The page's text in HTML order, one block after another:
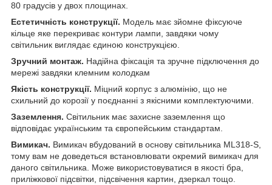
80 градусів у двох площинах.
Естетичність конструкції. Модель має зйомне фіксуюче
кільце яке перекриває контури лампи, завдяки чому
світильник виглядає єдиною конструкцією.
Зручний монтаж. Надійна фіксація та зручне підключення до
мережі завдяки клемним колодкам
Якість конструкції. Міцний корпус з алюмінію, що не
схильний до корозії у поєднанні з якісними комплектуючими.
Заземлення. Світильник має захисне заземлення що
відповідає українським та європейським стандартам.
Вимикач. Вимикач вбудований в основу світильника ML318-S,
тому вам не доведеться встановлювати окремий вимикач для
даного світильника. Може використовуватися в якості бра,
приліжкової підсвітки, підсвічення картин, дзеркал тощо.